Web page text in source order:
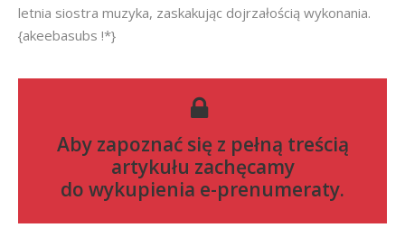
letnia siostra muzyka, zaskakując dojrzałością wykonania.
{akeebasubs !*}
Aby zapoznać się z pełną treścią
artykułu zachęcamy
do wykupienia e-prenumeraty.